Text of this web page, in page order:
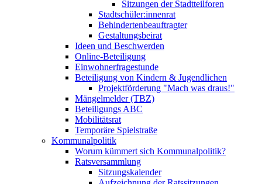
Sitzungen der Stadtteilforen
Stadtschüler:innenrat
Behindertenbeauftragter
Gestaltungsbeirat
Ideen und Beschwerden
Online-Beteiligung
Einwohnerfragestunde
Beteiligung von Kindern & Jugendlichen
Projektförderung "Mach was draus!"
Mängelmelder (TBZ)
Beteiligungs ABC
Mobilitätsrat
Temporäre Spielstraße
Kommunalpolitik
Worum kümmert sich Kommunalpolitik?
Ratsversammlung
Sitzungskalender